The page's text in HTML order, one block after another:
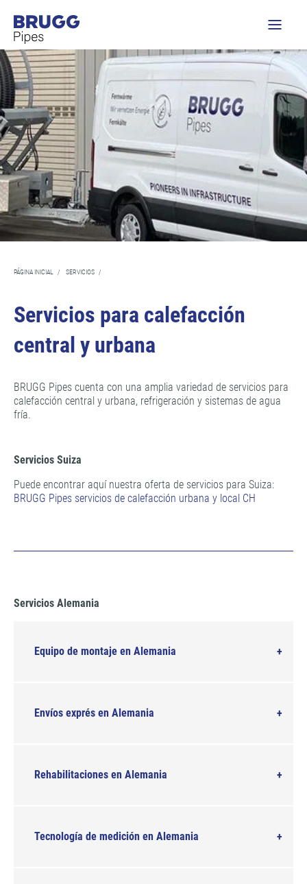
PÁGINA INICIAL / SERVICIOS /
Servicios para calefacción
central y urbana
BRUGG Pipes cuenta con una amplia variedad de servicios para
calefacción central y urbana, refrigeración y sistemas de agua
fría.
Servicios Suiza
Puede encontrar aquí nuestra oferta de servicios para Suiza:
BRUGG Pipes servicios de calefacción urbana y local CH
Servicios Alemania
Equipo de montaje en Alemania
Envíos exprés en Alemania
Rehabilitaciones en Alemania
Tecnología de medición en Alemania